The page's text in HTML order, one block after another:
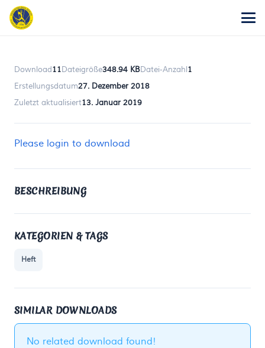
Download11Dateigröße348.94 KBDatei-Anzahl 1
Erstellungsdatum27. Dezember 2018
Zuletzt aktualisiert13. Januar 2019
Please login to download
BESCHREIBUNG
KATEGORIEN & TAGS
Heft
SIMILAR DOWNLOADS
No related download found!